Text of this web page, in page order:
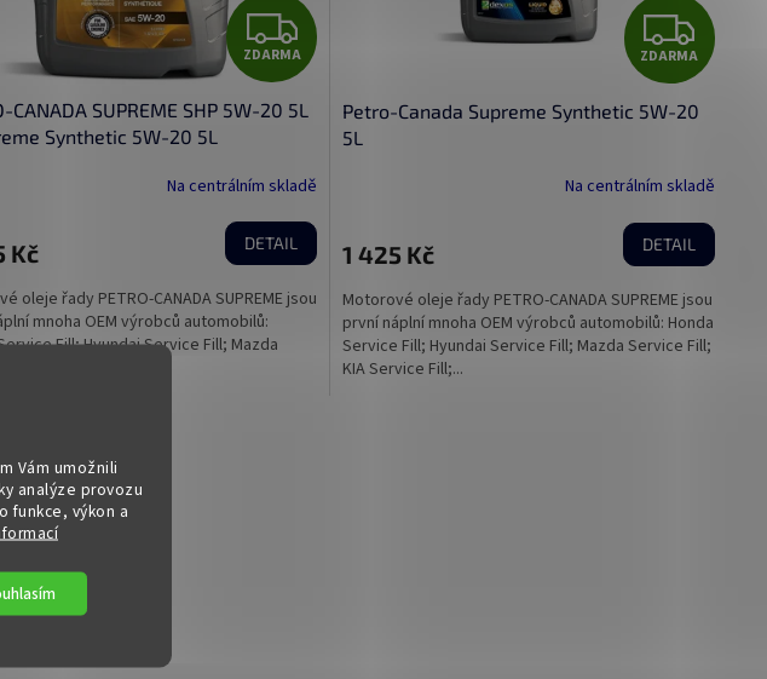
Vám umožnili
analýze provozu
funkce, výkon a
Z
D
A
R
M
A
ZDARMA
CANADA SUPREME SHP 5W-20 5L
Synthetic 5W-20 5L
Na centrálním skladě
Kč DETAIL
oleje řady PETRO-CANADA SUPREME jsou
mnoha OEM výrobců automobilů:
Fill; Hyundai Service Fill; Mazda
KIA Service Fill;...
Z
D
A
R
M
A
ZDARMA
Petro-Canada Supreme Synthetic 5W-20
5L
Na centrálním skladě
1 425 Kč DETAIL
Motorové oleje řady PETRO-CANADA SUPREME jsou
první náplní mnoha OEM výrobců automobilů: Honda
Service Fill; Hyundai Service Fill; Mazda Service Fill;
KIA Service Fill;...
á